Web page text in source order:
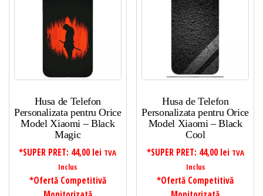
Husa de Telefon
Personalizata pentru Orice
Model Xiaomi – Black
Magic
*SUPER PRET: 44,00 lei TVA
Inclus
*Ofertă Competitivă
Husa de Telefon
Personalizata pentru Orice
Model Xiaomi – Black
Cool
*SUPER PRET: 44,00 lei TVA
Inclus
*Ofertă Competitivă